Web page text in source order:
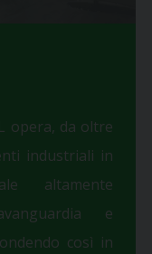
opera, da oltre
industriali in
altamente
e
così in